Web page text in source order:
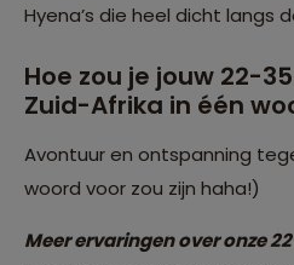
Hyena’s die heel dicht langs
Hoe zou je jouw 22-
Zuid-Afrika in één
Avontuur en ontspanning
woord voor zou zijn haha!)
Meer ervaringen over onze